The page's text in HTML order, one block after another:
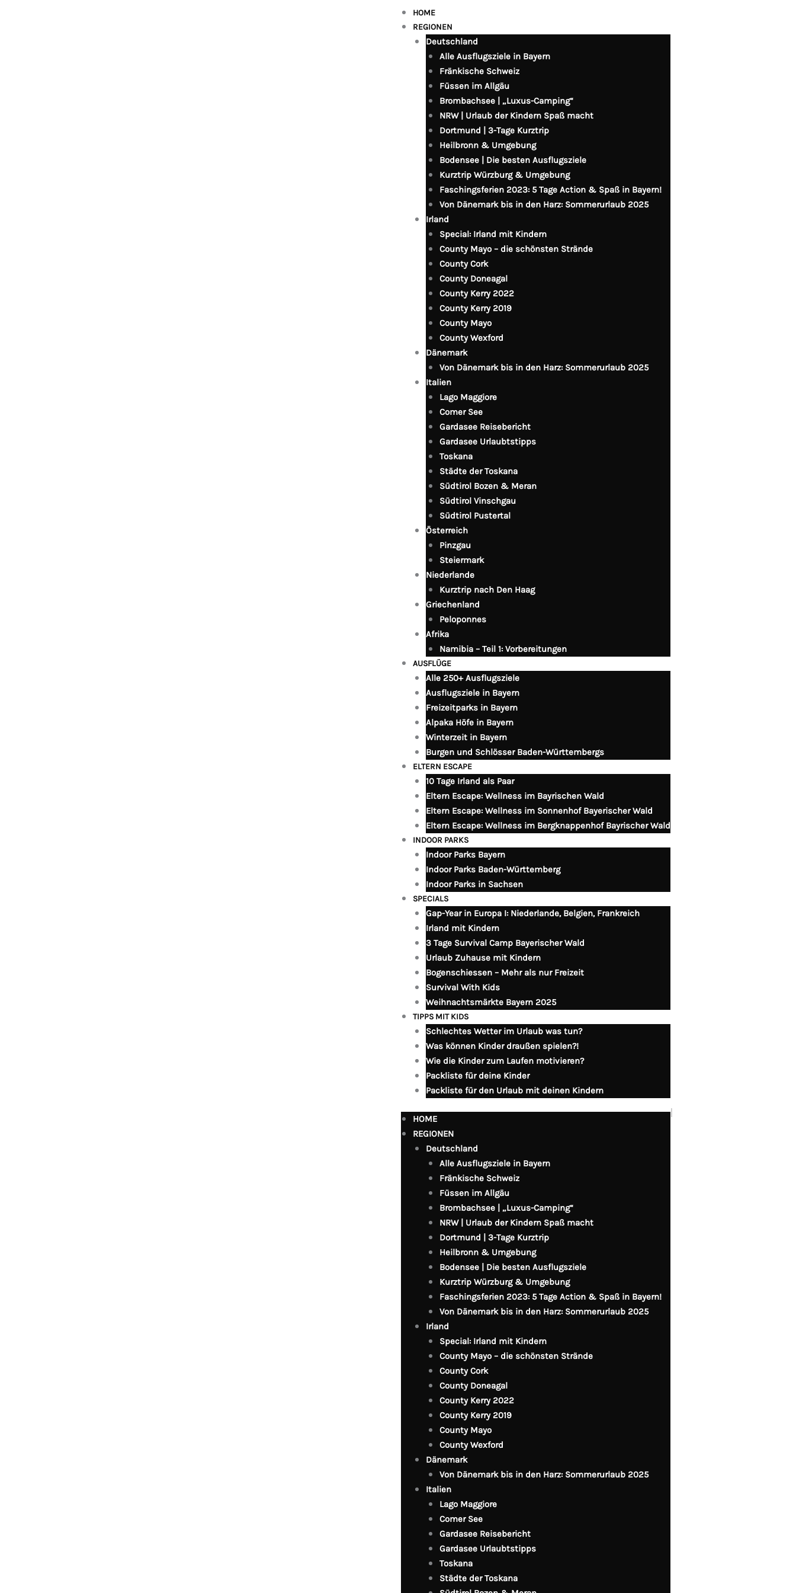
HOME
REGIONEN
Deutschland
Alle Ausflugsziele in Bayern
Fränkische Schweiz
Füssen im Allgäu
Brombachsee | „Luxus-Camping“
NRW | Urlaub der Kindern Spaß macht
Dortmund | 3-Tage Kurztrip
Heilbronn & Umgebung
Bodensee | Die besten Ausflugsziele
Kurztrip Würzburg & Umgebung
Faschingsferien 2023: 5 Tage Action & Spaß in Bayern!
Von Dänemark bis in den Harz: Sommerurlaub 2025
Irland
Special: Irland mit Kindern
County Mayo – die schönsten Strände
County Cork
County Doneagal
County Kerry 2022
County Kerry 2019
County Mayo
County Wexford
Dänemark
Von Dänemark bis in den Harz: Sommerurlaub 2025
Italien
Lago Maggiore
Comer See
Gardasee Reisebericht
Gardasee Urlaubtstipps
Toskana
Städte der Toskana
Südtirol Bozen & Meran
Südtirol Vinschgau
Südtirol Pustertal
Österreich
Pinzgau
Steiermark
Niederlande
Kurztrip nach Den Haag
Griechenland
Peloponnes
Afrika
Namibia – Teil 1: Vorbereitungen
AUSFLÜGE
Alle 250+ Ausflugsziele
Ausflugsziele in Bayern
Freizeitparks in Bayern
Alpaka Höfe in Bayern
Winterzeit in Bayern
Burgen und Schlösser Baden-Württembergs
ELTERN ESCAPE
10 Tage Irland als Paar
Eltern Escape: Wellness im Bayrischen Wald
Eltern Escape: Wellness im Sonnenhof Bayerischer Wald
Eltern Escape: Wellness im Bergknappenhof Bayrischer Wald
INDOOR PARKS
Indoor Parks Bayern
Indoor Parks Baden-Württemberg
Indoor Parks in Sachsen
SPECIALS
Gap-Year in Europa I: Niederlande, Belgien, Frankreich
Irland mit Kindern
3 Tage Survival Camp Bayerischer Wald
Urlaub Zuhause mit Kindern
Bogenschiessen – Mehr als nur Freizeit
Survival With Kids
Weihnachtsmärkte Bayern 2025
TIPPS MIT KIDS
Schlechtes Wetter im Urlaub was tun?
Was können Kinder draußen spielen?!
Wie die Kinder zum Laufen motivieren?
Packliste für deine Kinder
Packliste für den Urlaub mit deinen Kindern
HOME
REGIONEN
Deutschland
Alle Ausflugsziele in Bayern
Fränkische Schweiz
Füssen im Allgäu
Brombachsee | „Luxus-Camping“
NRW | Urlaub der Kindern Spaß macht
Dortmund | 3-Tage Kurztrip
Heilbronn & Umgebung
Bodensee | Die besten Ausflugsziele
Kurztrip Würzburg & Umgebung
Faschingsferien 2023: 5 Tage Action & Spaß in Bayern!
Von Dänemark bis in den Harz: Sommerurlaub 2025
Irland
Special: Irland mit Kindern
County Mayo – die schönsten Strände
County Cork
County Doneagal
County Kerry 2022
County Kerry 2019
County Mayo
County Wexford
Dänemark
Von Dänemark bis in den Harz: Sommerurlaub 2025
Italien
Lago Maggiore
Comer See
Gardasee Reisebericht
Gardasee Urlaubtstipps
Toskana
Städte der Toskana